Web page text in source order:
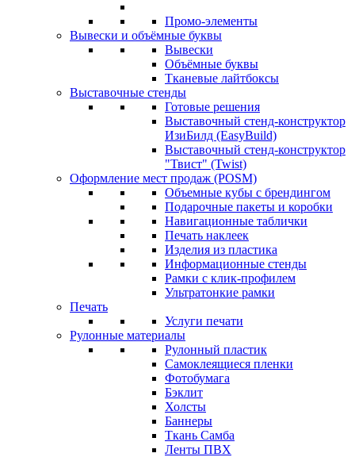
Промо-элементы
Вывески и объёмные буквы
Вывески
Объёмные буквы
Тканевые лайтбоксы
Выставочные стенды
Готовые решения
Выставочный стенд-конструктор
ИзиБилд (EasyBuild)
Выставочный стенд-конструктор
"Твист" (Twist)
Оформление мест продаж (POSM)
Объемные кубы с брендингом
Подарочные пакеты и коробки
Навигационные таблички
Печать наклеек
Изделия из пластика
Информационные стенды
Рамки с клик-профилем
Ультратонкие рамки
Печать
Услуги печати
Рулонные материалы
Рулонный пластик
Самоклеящиеся пленки
Фотобумага
Бэклит
Холсты
Баннеры
Ткань Самба
Ленты ПВХ